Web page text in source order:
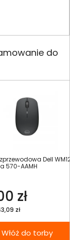
do
Dell
570-AAMH
zł
zł
Włóż do torby